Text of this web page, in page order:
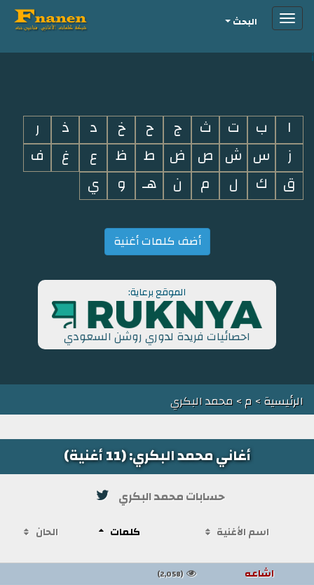
i
Toggleالبحث
ا ب ت ث ج ح خ د ذ
ر
ز
س ش ص ض ط ظ ع غ
ف
ق
ك ل م ن هـ و ي
أضف كلمات أغنية
الموقع برعاية:
احصائيات فريدة لدوري روشن السعودي
الرئيسية> م> محمد البكري
أغاني محمد البكري: (11 أغنية)
حسابات محمد البكري
اسم الأغنية كلمات الحان
اشاعه (2,058)